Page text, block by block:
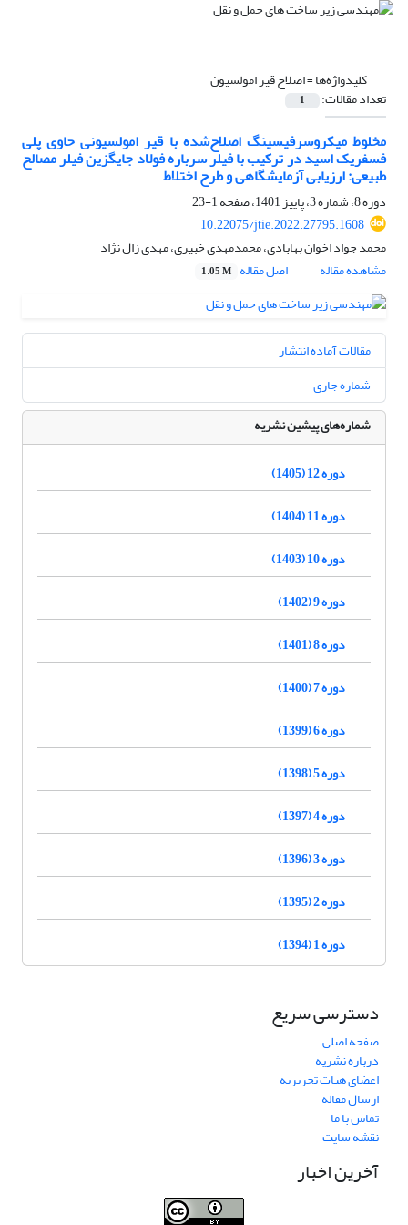
کلیدواژه‌ها =اصلاح قیر امولسیون
تعداد مقالات: 1
مخلوط میکروسرفیسینگ اصلاح‌شده با قیر امولسیونی حاوی پلی
فسفریک اسید در ترکیب با فیلر سرباره فولاد جایگزین فیلر مصالح
طبیعی: ارزیابی آزمایشگاهی و طرح اختلاط
دوره 8، شماره 3، پاییز 1401، صفحه
1-23
10.22075/jtie.2022.27795.1608
محمد جواد اخوان بهابادی، محمدمهدی خبیری، مهدی زال نژاد
مشاهده مقاله
اصل مقاله 1.05 M
مقالات آماده انتشار
شماره جاری
شماره‌های پیشین نشریه
دوره 12 (1405)
دوره 11 (1404)
دوره 10 (1403)
دوره 9 (1402)
دوره 8 (1401)
دوره 7 (1400)
دوره 6 (1399)
دوره 5 (1398)
دوره 4 (1397)
دوره 3 (1396)
دوره 2 (1395)
دوره 1 (1394)
دسترسی سریع
صفحه اصلی
درباره نشریه
اعضای هیات تحریریه
ارسال مقاله
تماس با ما
نقشه سایت
آخرین اخبار